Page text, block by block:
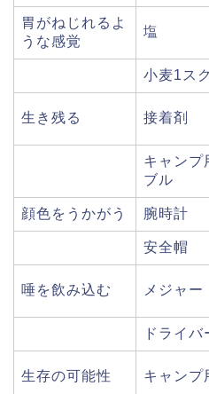
胃がねじれるよ
うな感覚
塩
小麦1ス
生き残る 接着剤
キャンプ
ブル
顔色をうかがう 腕時計
安全帽
唾を飲み込む メジャー
ドライバ
生存の可能性 キャンプ